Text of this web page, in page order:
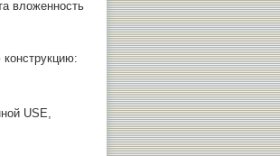
вложенность
USE,